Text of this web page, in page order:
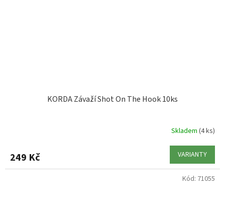
KORDA Závaží Shot On The Hook 10ks
Skladem (4 ks)
249 Kč VARIANTY
Kód: 71055